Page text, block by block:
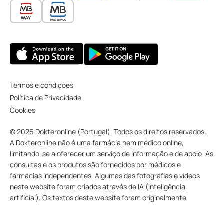
Termos e condições
Política de Privacidade
Cookies
© 2026 Dokteronline (Portugal). Todos os direitos reservados.
A Dokteronline não é uma farmácia nem médico online,
limitando-se a oferecer um serviço de informação e de apoio. As
consultas e os produtos são fornecidos por médicos e
farmácias independentes. Algumas das fotografias e vídeos
neste website foram criados através de IA (inteligência
artificial). Os textos deste website foram originalmente